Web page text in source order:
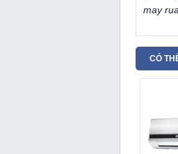
may
CÓ